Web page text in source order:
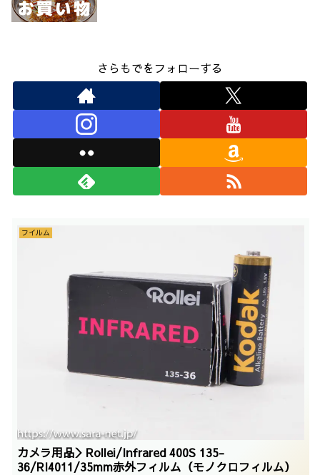
さらもでをフォローする
フイルム
カメラ用品＞Rollei/Infrared 400S 135-
36/RI4011/35mm赤外フィルム（モノクロフィルム）